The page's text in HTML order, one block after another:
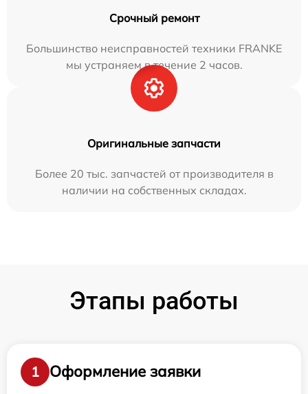
Срочный ремонт
Большинство неисправностей техники FRANKE
мы устраняем в течение 2 часов.
Оригинальные запчасти
Более 20 тыс. запчастей от производителя в
наличии на собственных складах.
Этапы работы
1
Оформление заявки